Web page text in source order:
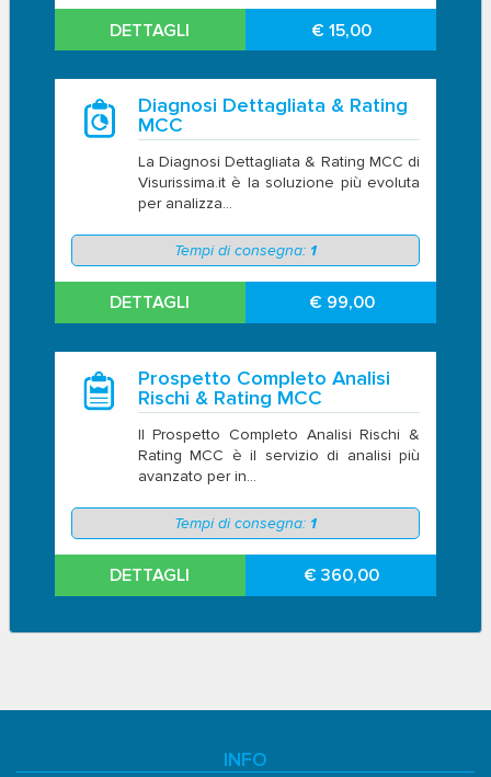
DETTAGLI € 15,00
Diagnosi Dettagliata & Rating
MCC
La Diagnosi Dettagliata & Rating MCC di
Visurissima.it è la soluzione più evoluta
per analizza...
Tempi di consegna: 1
DETTAGLI € 99,00
Prospetto Completo Analisi
Rischi & Rating MCC
Il Prospetto Completo Analisi Rischi &
Rating MCC è il servizio di analisi più
avanzato per in...
Tempi di consegna: 1
DETTAGLI € 360,00
INFO